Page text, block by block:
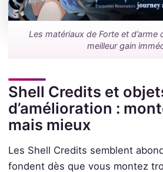
Les matériaux de Forte et d’arme
meilleur gain
Shell Credits et
d’amélioration :
mais mieux
Les Shell Credits semblent
fondent dès que vous montez